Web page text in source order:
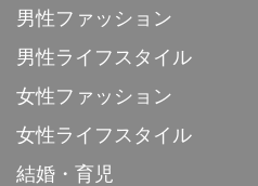
男性ファッション
男性ライフスタイル
女性ファッション
女性ライフスタイル
結婚・育児